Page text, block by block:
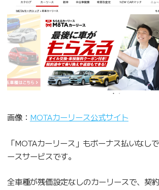
画像： MOTAカーリース公式サイト
「MOTAカーリース」もボーナス払いなし
ースサービスです。
全車種が残価設定なしのカーリースで、契